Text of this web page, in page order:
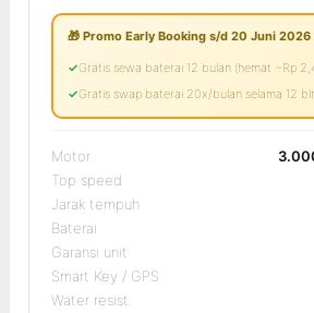
🎁 Promo Early Booking s/d 20 Juni 2026
Gratis sewa baterai 12 bulan (hemat ~Rp
Gratis swap baterai 20x/bulan selama 12
Motor
Top speed
Jarak tempuh
Baterai
Garansi unit
Smart Key / GPS
Water resist.